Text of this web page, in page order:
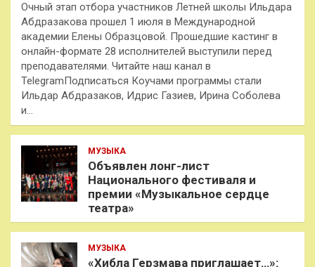
Очный этап отбора участников Летней школы Ильдара
Абдразакова прошел 1 июля в Международной
академии Елены Образцовой. Прошедшие кастинг в
онлайн-формате 28 исполнителей выступили перед
преподавателями. Читайте наш канал в
TelegramПодписаться Коучами программы стали
Ильдар Абдразаков, Идрис Газиев, Ирина Соболева
и…
МУЗЫКА
Объявлен лонг-лист
Национального фестиваля и
премии «Музыкальное сердце
театра»
МУЗЫКА
«Хибла Герзмава приглашает…»: